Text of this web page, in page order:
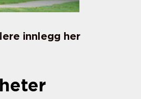
innlegg her